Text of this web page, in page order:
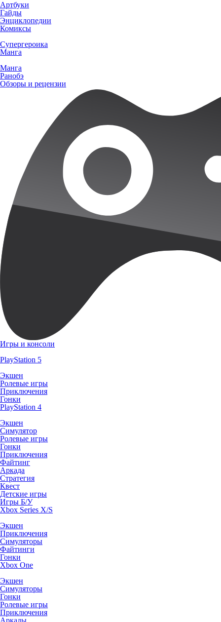
Артбуки
Гайды
Энциклопедии
Комиксы
Супергероика
Манга
Манга
Ранобэ
Обзоры и рецензии
Игры и консоли
PlayStation 5
Экшен
Ролевые игры
Приключения
Гонки
PlayStation 4
Экшен
Симулятор
Ролевые игры
Гонки
Приключения
Файтинг
Аркада
Стратегия
Квест
Детские игры
Игры Б/У
Xbox Series X/S
Экшен
Приключения
Симуляторы
Файтинги
Гонки
Xbox One
Экшен
Симуляторы
Гонки
Ролевые игры
Приключения
Аркады